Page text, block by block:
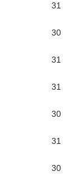
31
30
31
31
30
31
30